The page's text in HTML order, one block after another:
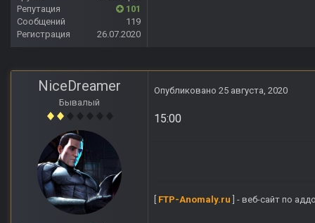
Репутация
101
Сообщений
119
Регистрация
26.07.2020
NiceDreamer
Бывалый
Опубликовано 25 августа, 2020
15:00
FTP-Anomaly.ru ] - веб-сайт по